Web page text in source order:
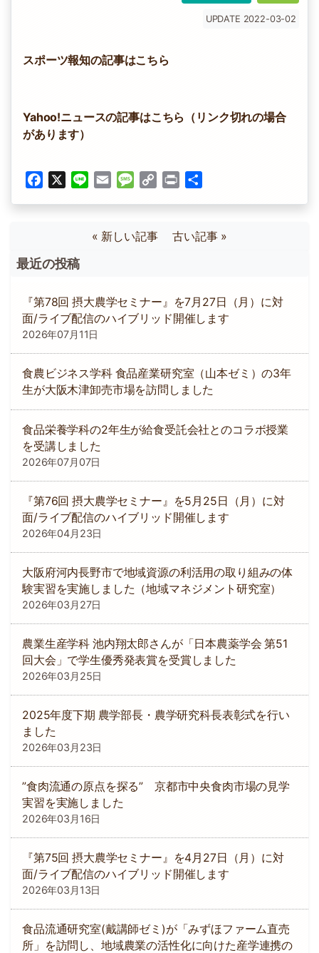
UPDATE 2022-03-02
スポーツ報知の記事はこちら
Yahoo!ニュースの記事はこちら（リンク切れの場合
があります）
Facebook Line Email Message
Copy Print
« 新しい記事 古い記事 »
最近の投稿
『第78回 摂大農学セミナー』を7月27日（月）に対
面/ライブ配信のハイブリッド開催します
2026年07月11日
食農ビジネス学科 食品産業研究室（山本ゼミ）の3年
生が大阪木津卸売市場を訪問しました
食品栄養学科の2年生が給食受託会社とのコラボ授業
を受講しました
2026年07月07日
『第76回 摂大農学セミナー』を5月25日（月）に対
面/ライブ配信のハイブリッド開催します
2026年04月23日
大阪府河内長野市で地域資源の利活用の取り組みの体
験実習を実施しました（地域マネジメント研究室）
2026年03月27日
農業生産学科 池内翔太郎さんが「日本農薬学会 第51
回大会」で学生優秀発表賞を受賞しました
2026年03月25日
2025年度下期 農学部長・農学研究科長表彰式を行い
ました
2026年03月23日
”食肉流通の原点を探る” 京都市中央食肉市場の見学
実習を実施しました
2026年03月16日
『第75回 摂大農学セミナー』を4月27日（月）に対
面/ライブ配信のハイブリッド開催します
2026年03月13日
食品流通研究室(戴講師ゼミ)が「みずほファーム直売
所」を訪問し、地域農業の活性化に向けた産学連携の